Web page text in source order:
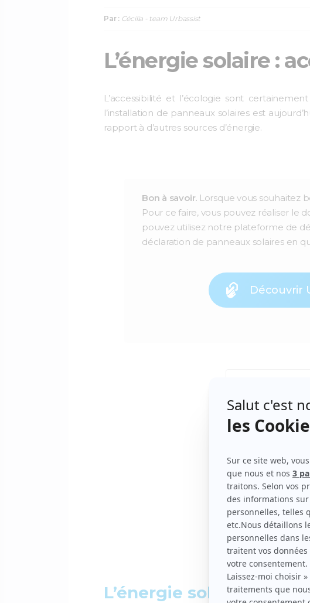
Par : Cécilia - team Urbassist
L’énergie solaire :
L’accessibilité et l’écologie sont
l’installation de panneaux solaires est
rapport à d’autres sources d’énergie.
Bon à savoir. Lorsque vous souhaitez
Pour ce faire, vous pouvez réaliser le
pouvez utilisez notre plateforme de
déclaration de panneaux solaires en
Découvrir
L’énergie
Le
Le
Un
Une
Les atouts
Une
L’énergie solaire, c’est